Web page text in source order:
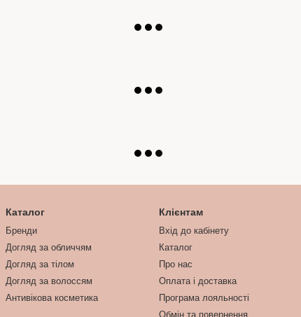
Каталог
Бренди
Догляд за обличчям
Догляд за тілом
Догляд за волоссям
Антивікова косметика
Клієнтам
Вхід до кабінету
Каталог
Про нас
Оплата і доставка
Програма лояльності
Обмін та повернення